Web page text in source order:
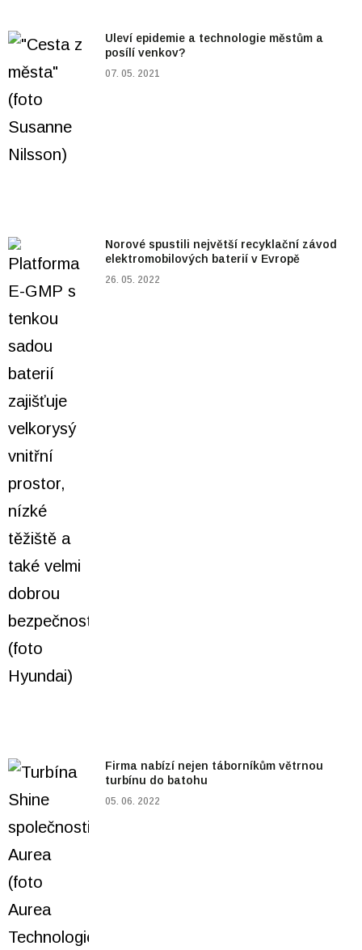
Uleví epidemie a technologie městům a
posílí venkov?
07. 05. 2021
Norové spustili největší recyklační závod
elektromobilových baterií v Evropě
26. 05. 2022
Firma nabízí nejen táborníkům větrnou
turbínu do batohu
05. 06. 2022